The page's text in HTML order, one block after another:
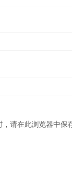
，请在此浏览器中保